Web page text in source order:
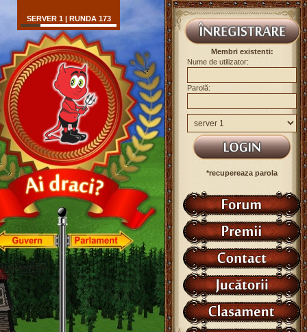
SERVER 1 | RUNDA 173
Membri existenti:
Nume de utilizator:
Parolă:
*recupereaza parola